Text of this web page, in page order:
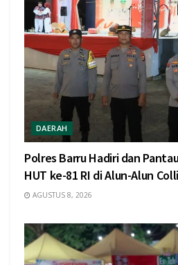
DAERAH
Polres Barru Hadiri dan
HUT ke-81 RI di Alun-Alun
AGUSTUS 8, 2026